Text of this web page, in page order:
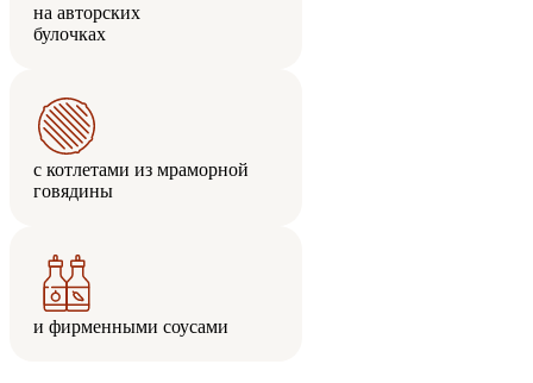
на авторских
булочках
с котлетами из мраморной
говядины
и фирменными соусами